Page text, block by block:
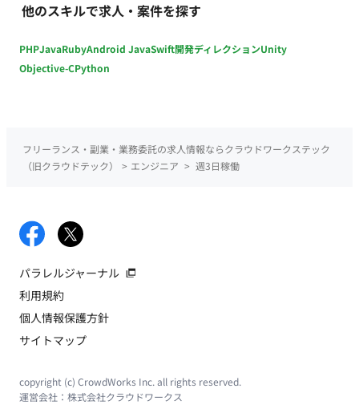
他のスキルで求人・案件を探す
PHPJavaRubyAndroid JavaSwift開発ディレクションUnity
Objective-CPython
フリーランス・副業・業務委託の求人情報ならクラウドワークステック
（旧クラウドテック）
> エンジニア > 週3日稼働
パラレルジャーナル
利用規約
個人情報保護方針
サイトマップ
copyright (c) CrowdWorks Inc. all rights reserved.
運営会社： 株式会社クラウドワークス